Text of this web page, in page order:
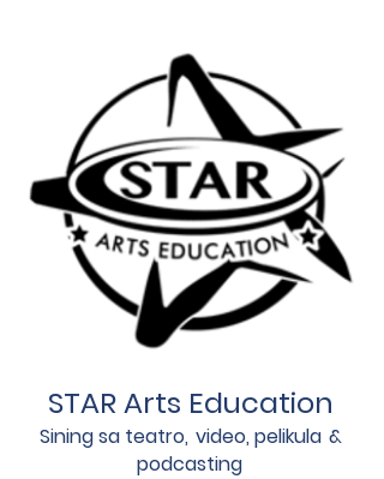
STAR Arts Education
Sining sa teatro, video, pelikula &
podcasting